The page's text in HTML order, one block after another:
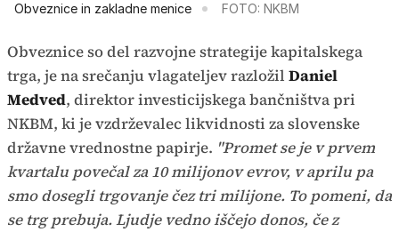
Obveznice in zakladne menice FOTO: NKBM
Obveznice so del razvojne strategije kapitalskega
trga, je na srečanju vlagateljev razložil Daniel
Medved, direktor investicijskega bančništva pri
NKBM, ki je vzdrževalec likvidnosti za slovenske
državne vrednostne papirje. "Promet se je v prvem
kvartalu povečal za 10 milijonov evrov, v aprilu pa
smo dosegli trgovanje čez tri milijone. To pomeni, da
se trg prebuja. Ljudje vedno iščejo donos, če z